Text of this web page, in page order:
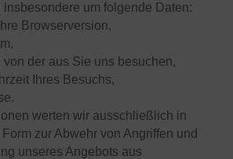
insbesondere um folgende Daten:
Browserversion,
von der aus Sie uns besuchen,
Ihres Besuchs,
werten wir ausschließlich in
zur Abwehr von Angriffen und
unseres Angebots aus